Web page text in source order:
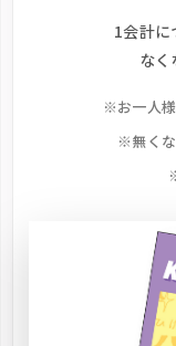
1会計に
なく
※お一人様
※無くな